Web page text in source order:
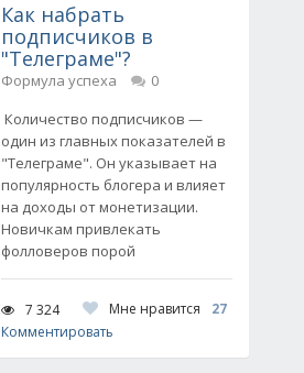
Как набрать
подписчиков в
"Телеграме"?
Формула успеха
0
Количество подписчиков —
один из главных показателей в
"Телеграме". Он указывает на
популярность блогера и влияет
на доходы от монетизации.
Новичкам привлекать
фолловеров порой
7 324 Мне нравится
27
Комментировать